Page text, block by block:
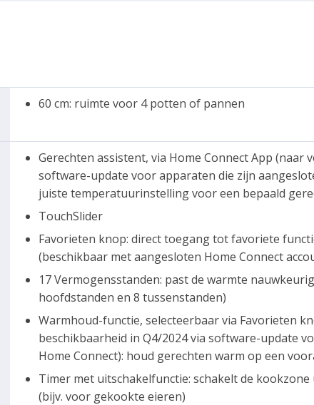
60 cm: ruimte voor 4 potten of pannen
Gerechten assistent, via Home Connect App (naar
software-update voor apparaten die zijn
juiste temperatuurinstelling voor een bepaald
TouchSlider
Favorieten knop: direct toegang tot favoriete
(beschikbaar met aangesloten Home Connect
17 Vermogensstanden: past de warmte
hoofdstanden en 8 tussenstanden)
Warmhoud-functie, selecteerbaar via Favorieten
beschikbaarheid in Q4/2024 via software-update
Home Connect): houd gerechten warm op een
Timer met uitschakelfunctie: schakelt de
(bijv. voor gekookte eieren)